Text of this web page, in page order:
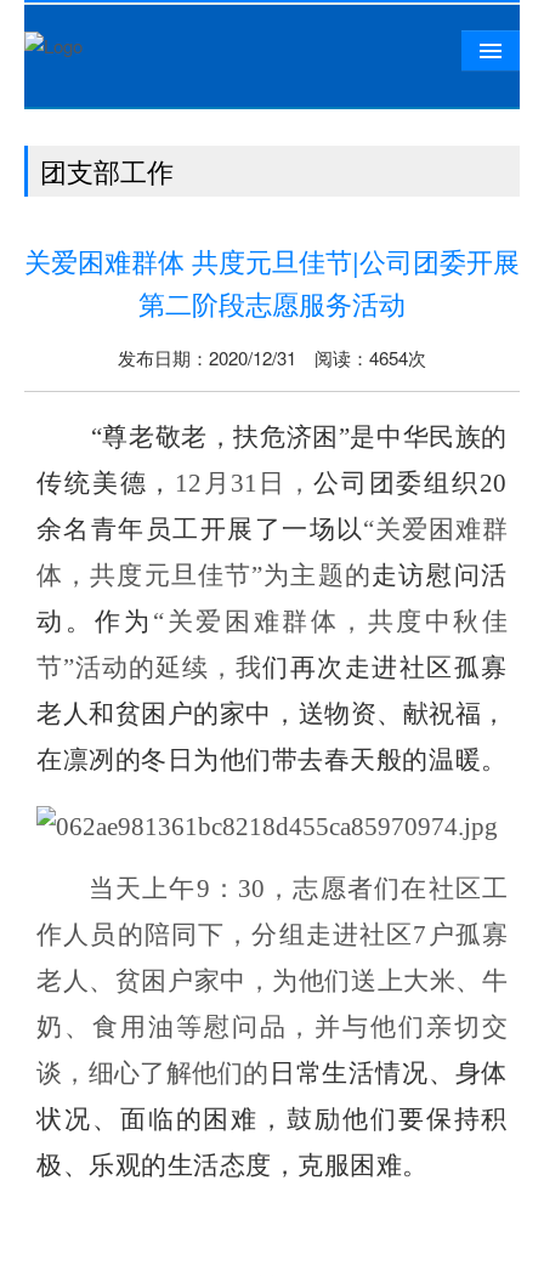
公司概况
党群工作
团支部工作
关爱困难群体 共度元旦佳节|公司团委开展
第二阶段志愿服务活动
发布日期：2020/12/31 阅读：4654次
“尊老敬老，扶危济困”是中华民族的
传统美德， 12 月 31 日， 公司团委组织20
余名青年员工开展了一场以“关爱困难群
体，共度元旦佳节”为主题的走访慰问活
动。作为 “关爱困难群体，共度中秋佳
节”活动的延续，我们再次走进社区孤寡
老人和贫困户的家中，送物资、献祝福，
在凛冽的冬日为他们带去春天般的温暖。
当天上午9 ： 30 ，志愿者们在社区工
作人员的陪同下，分组走进社区7 户孤寡
老人、贫困户家中，为他们送上大米、牛
奶、食用油等慰问品，并与他们亲切交
谈，细心了解他们的 日常生活情况、身体
状况、面临的困难，鼓励他们要保持积
极、乐观的生活态度，克服困难。